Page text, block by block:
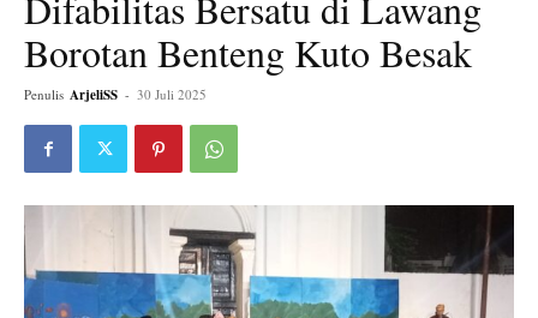
Borotan Benteng Kuto Besak
Penulis ArjeliSS - 30 Juli 2025